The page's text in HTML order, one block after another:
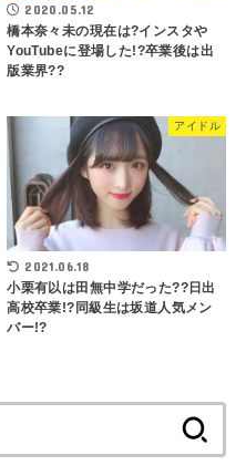
2020.05.12
橋本奈々未の現在は?インスタや
YouTubeに登場した!?卒業後は出
版業界??
アイドル
2021.06.18
小栗有以は田無中学だった??日出
高校卒業!?同級生は坂道人気メン
バー!?
: